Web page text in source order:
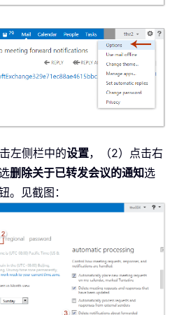
左侧栏中的设置，（2）点击右
删除关于已转发会议的通知选
。见截图：